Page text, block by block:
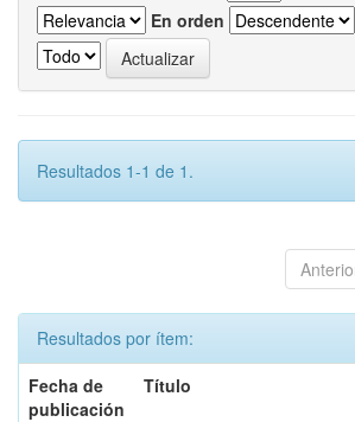
En orden
Resultados 1-1 de 1.
Resultados por ítem:
Fecha de
publicación
Título